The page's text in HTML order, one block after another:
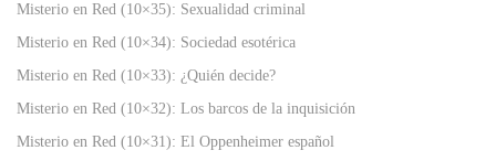
Misterio en Red (10×35): Sexualidad criminal
Misterio en Red (10×34): Sociedad esotérica
Misterio en Red (10×33): ¿Quién decide?
Misterio en Red (10×32): Los barcos de la inquisición
Misterio en Red (10×31): El Oppenheimer español